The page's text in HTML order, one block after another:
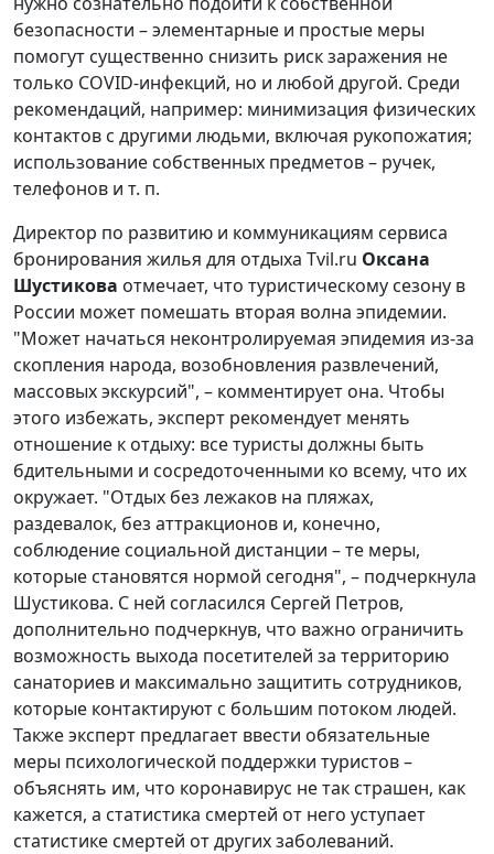
безопасности – элементарные и простые меры
помогут существенно снизить риск заражения не
только COVID-инфекций, но и любой другой. Среди
рекомендаций, например: минимизация физических
контактов с другими людьми, включая рукопожатия;
использование собственных предметов – ручек,
телефонов и т. п.
Директор по развитию и коммуникациям сервиса
бронирования жилья для отдыха Tvil.ru Оксана
Шустикова отмечает, что туристическому сезону в
России может помешать вторая волна эпидемии.
"Может начаться неконтролируемая эпидемия из-за
скопления народа, возобновления развлечений,
массовых экскурсий", – комментирует она. Чтобы
этого избежать, эксперт рекомендует менять
отношение к отдыху: все туристы должны быть
бдительными и сосредоточенными ко всему, что их
окружает. "Отдых без лежаков на пляжах,
раздевалок, без аттракционов и, конечно,
соблюдение социальной дистанции – те меры,
которые становятся нормой сегодня", – подчеркнула
Шустикова. С ней согласился Сергей Петров,
дополнительно подчеркнув, что важно ограничить
возможность выхода посетителей за территорию
санаториев и максимально защитить сотрудников,
которые контактируют с большим потоком людей.
Также эксперт предлагает ввести обязательные
меры психологической поддержки туристов –
объяснять им, что коронавирус не так страшен, как
кажется, а статистика смертей от него уступает
статистике смертей от других заболеваний.